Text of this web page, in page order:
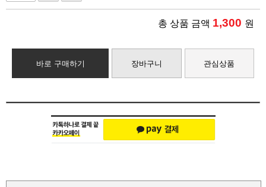
총 상품 금액 1,300 원
바로 구매하기 장바구니 관심상품